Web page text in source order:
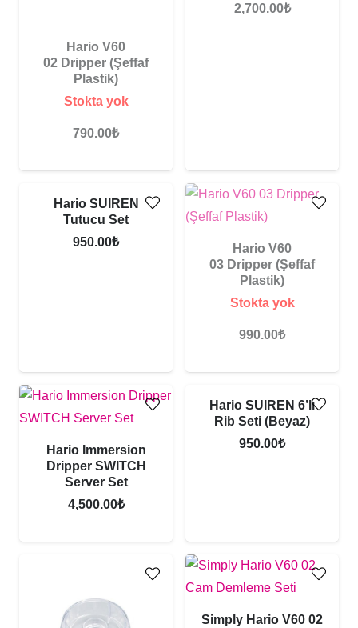
Hario V60
02 Dripper (Şeffaf
Plastik)
Stokta yok
790.00₺
2,700.00₺
YENI ÜRÜN!
Hario SUIREN
Tutucu Set
950.00₺
Hario V60
03 Dripper (Şeffaf
Plastik)
Stokta yok
990.00₺
Hario Immersion
Dripper SWITCH
Server Set
4,500.00₺
YENI ÜRÜN!
Hario SUIREN 6’lı
Rib Seti (Beyaz)
950.00₺
Simply Hario V60 02